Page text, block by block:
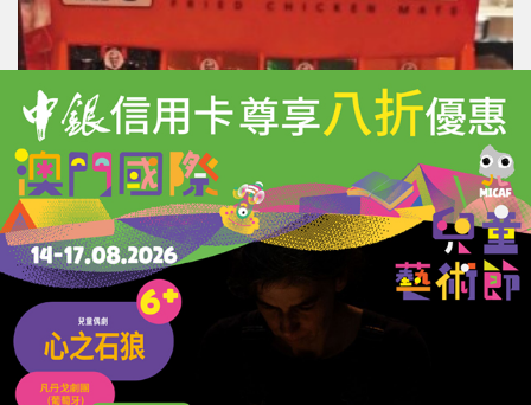
內地肯德基加強「限醬令」
額外醬料每包收費1.2元
24/04/2026